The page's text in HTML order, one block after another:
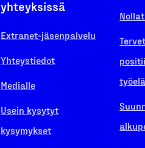
yhteyksissä
Extranet-jäsenpalvelu
Yhteystiedot
Medialle
Usein kysytyt
kysymykset